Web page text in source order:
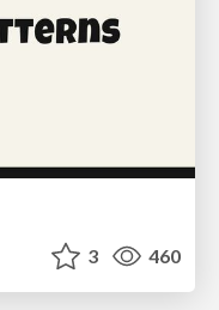
3 460